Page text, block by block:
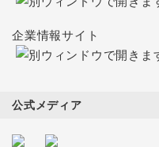
企業情報サイト
公式メディア